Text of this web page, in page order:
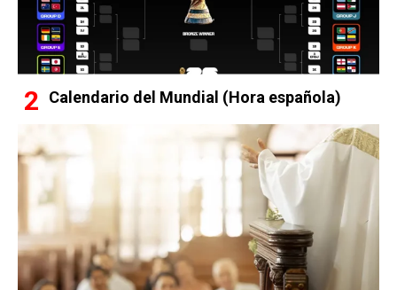
Calendario del Mundial (Hora española)